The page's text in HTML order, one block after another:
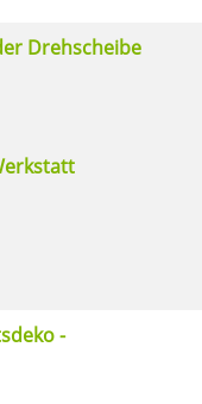
Drehscheibe
-